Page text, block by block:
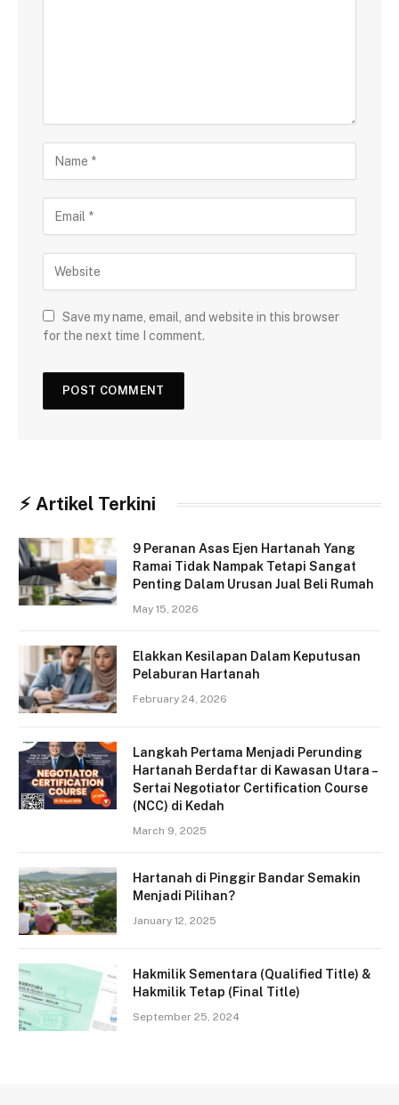
Save my name, email, and website in this browser
for the next time I comment.
⚡︎ Artikel Terkini
9 Peranan Asas Ejen Hartanah Yang
Ramai Tidak Nampak Tetapi Sangat
Penting Dalam Urusan Jual Beli Rumah
May 15, 2026
Elakkan Kesilapan Dalam Keputusan
Pelaburan Hartanah
February 24, 2026
Langkah Pertama Menjadi Perunding
Hartanah Berdaftar di Kawasan Utara –
Sertai Negotiator Certification Course
(NCC) di Kedah
March 9, 2025
Hartanah di Pinggir Bandar Semakin
Menjadi Pilihan?
January 12, 2025
Hakmilik Sementara (Qualified Title) &
Hakmilik Tetap (Final Title)
September 25, 2024